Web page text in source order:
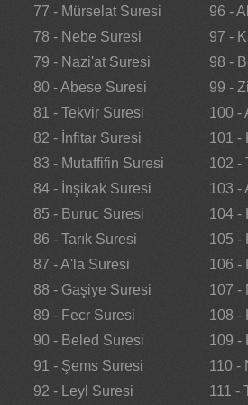
77 - Mürselat Suresi
78 - Nebe Suresi
79 - Nazi'at Suresi
80 - Abese Suresi
81 - Tekvir Suresi
82 - İnfitar Suresi
83 - Mutaffifin Suresi
84 - İnşikak Suresi
85 - Buruc Suresi
86 - Tarık Suresi
87 - A'la Suresi
88 - Gaşiye Suresi
89 - Fecr Suresi
90 - Beled Suresi
91 - Şems Suresi
92 - Leyl Suresi
96 -
97 -
98 -
99 -
100 -
101 -
102 -
103 -
104 -
105 -
106 -
107 -
108 -
109 -
110 -
111 -